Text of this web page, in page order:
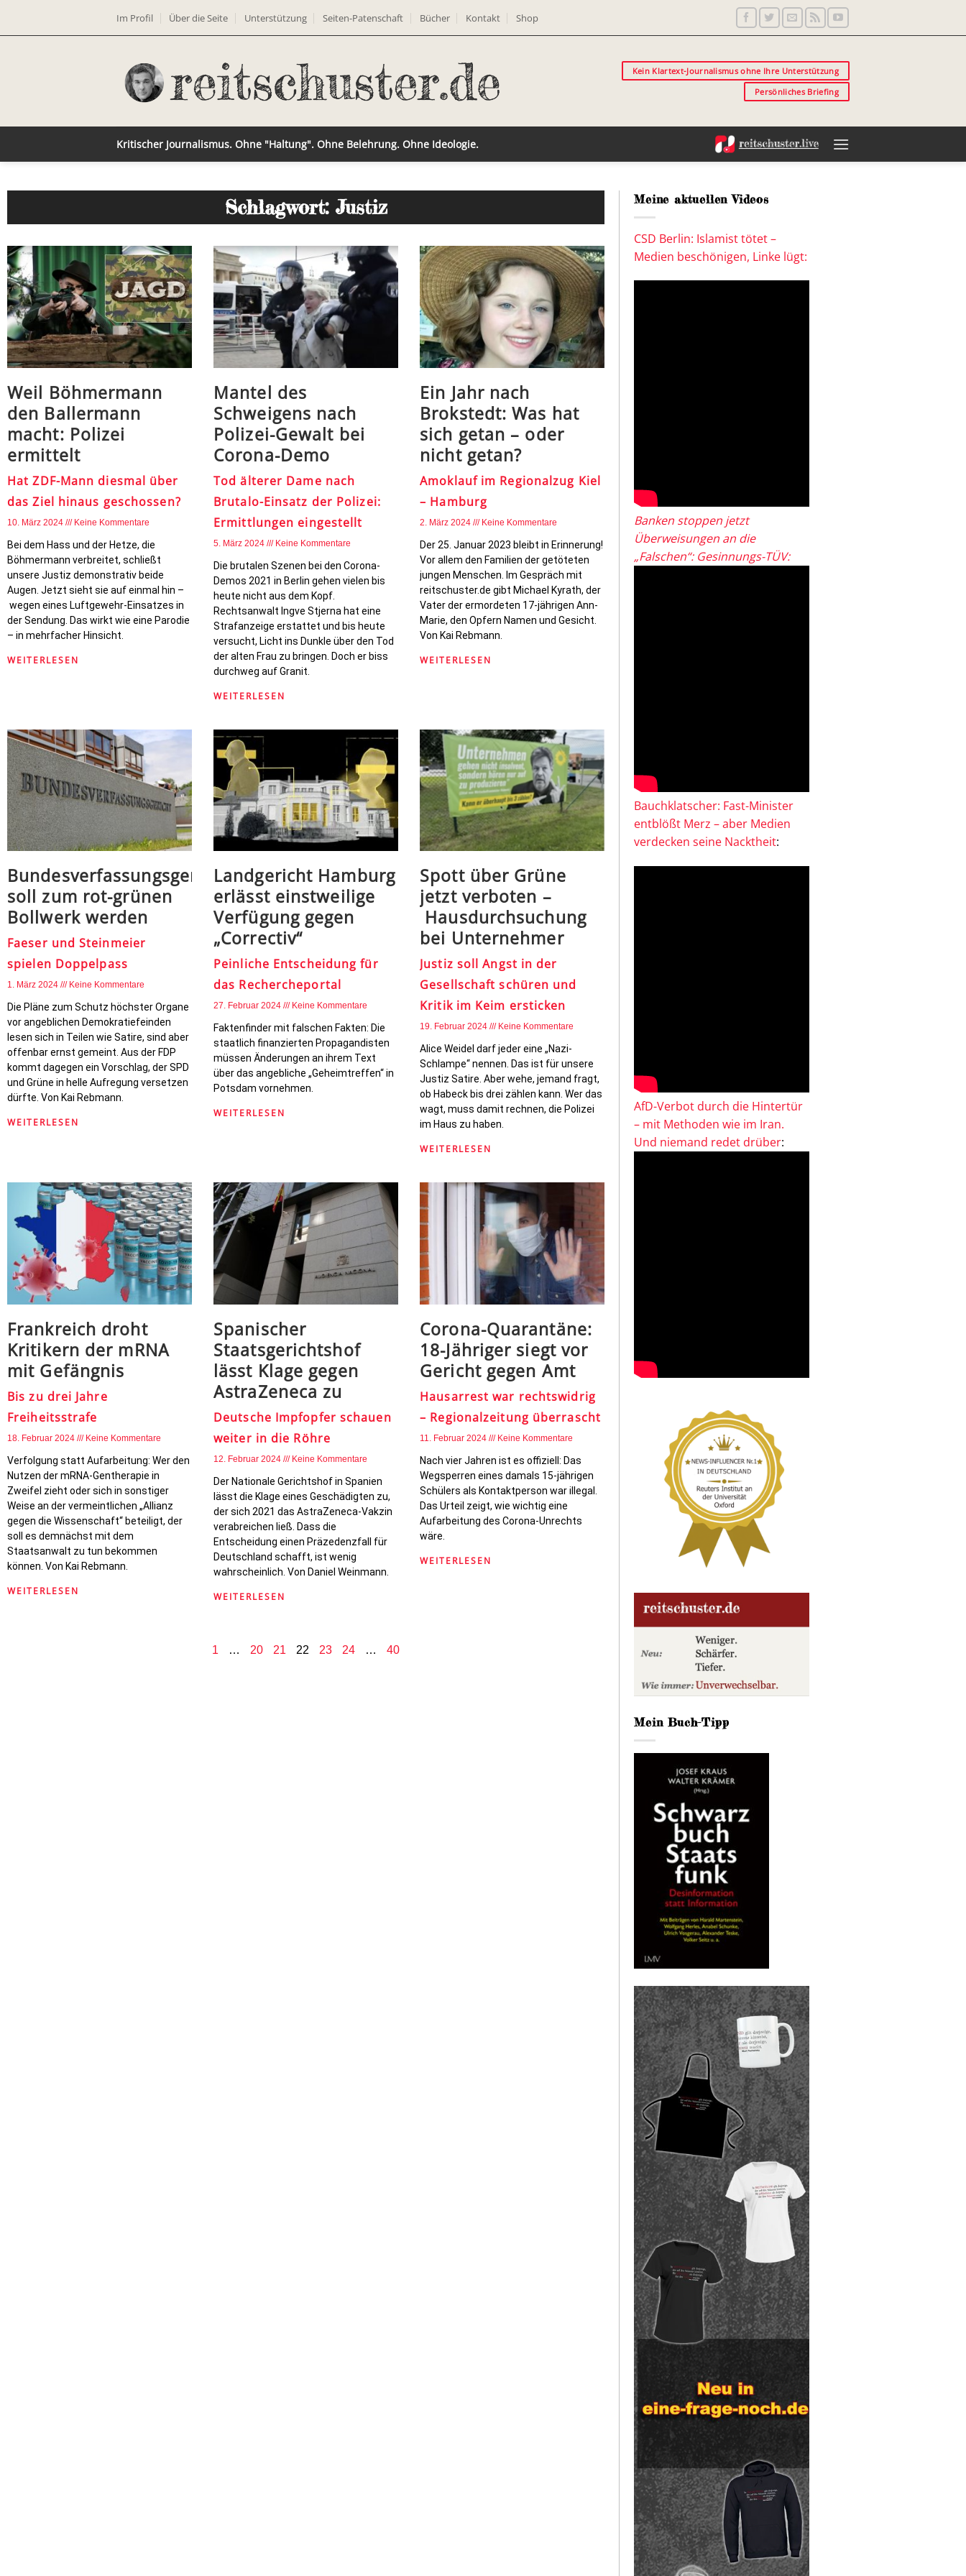
Im Profil Über die Seite Unterstützung Seiten-Patenschaft Bücher Kontakt Shop
Kein Klartext-Journalismus ohne Ihre Unterstützung
Persönliches Briefing
Kritischer Journalismus. Ohne "Haltung". Ohne Belehrung. Ohne Ideologie.
Schlagwort: Justiz
Weil Böhmermann
den Ballermann
macht: Polizei
ermittelt
Hat ZDF-Mann diesmal über
das Ziel hinaus geschossen?
10. März 2024 Keine Kommentare
Bei dem Hass und der Hetze, die
Böhmermann verbreitet, schließt
unsere Justiz demonstrativ beide
Augen. Jetzt sieht sie auf einmal hin –
wegen eines Luftgewehr-Einsatzes in
der Sendung. Das wirkt wie eine Parodie
– in mehrfacher Hinsicht.
WEITERLESEN
Mantel des
Schweigens nach
Polizei-Gewalt bei
Corona-Demo
Tod älterer Dame nach
Brutalo-Einsatz der Polizei:
Ermittlungen eingestellt
5. März 2024 Keine Kommentare
Die brutalen Szenen bei den Corona-
Demos 2021 in Berlin gehen vielen bis
heute nicht aus dem Kopf.
Rechtsanwalt Ingve Stjerna hat eine
Strafanzeige erstattet und bis heute
versucht, Licht ins Dunkle über den Tod
der alten Frau zu bringen. Doch er biss
durchweg auf Granit.
WEITERLESEN
Ein Jahr nach
Brokstedt: Was hat
sich getan – oder
nicht getan?
Amoklauf im Regionalzug Kiel
– Hamburg
2. März 2024 Keine Kommentare
Der 25. Januar 2023 bleibt in Erinnerung!
Vor allem den Familien der getöteten
jungen Menschen. Im Gespräch mit
reitschuster.de gibt Michael Kyrath, der
Vater der ermordeten 17-jährigen Ann-
Marie, den Opfern Namen und Gesicht.
Von Kai Rebmann.
WEITERLESEN
Bundesverfassungsgericht
soll zum rot-grünen
Bollwerk werden
Faeser und Steinmeier
spielen Doppelpass
1. März 2024 Keine Kommentare
Die Pläne zum Schutz höchster Organe
vor angeblichen Demokratiefeinden
lesen sich in Teilen wie Satire, sind aber
offenbar ernst gemeint. Aus der FDP
kommt dagegen ein Vorschlag, der SPD
und Grüne in helle Aufregung versetzen
dürfte. Von Kai Rebmann.
WEITERLESEN
Landgericht Hamburg
erlässt einstweilige
Verfügung gegen
„Correctiv“
Peinliche Entscheidung für
das Rechercheportal
27. Februar 2024 Keine Kommentare
Faktenfinder mit falschen Fakten: Die
staatlich finanzierten Propagandisten
müssen Änderungen an ihrem Text
über das angebliche „Geheimtreffen“ in
Potsdam vornehmen.
WEITERLESEN
Spott über Grüne
jetzt verboten –
Hausdurchsuchung
bei Unternehmer
Justiz soll Angst in der
Gesellschaft schüren und
Kritik im Keim ersticken
19. Februar 2024 Keine Kommentare
Alice Weidel darf jeder eine „Nazi-
Schlampe“ nennen. Das ist für unsere
Justiz Satire. Aber wehe, jemand fragt,
ob Habeck bis drei zählen kann. Wer das
wagt, muss damit rechnen, die Polizei
im Haus zu haben.
WEITERLESEN
Frankreich droht
Kritikern der mRNA
mit Gefängnis
Bis zu drei Jahre
Freiheitsstrafe
18. Februar 2024 Keine Kommentare
Verfolgung statt Aufarbeitung: Wer den
Nutzen der mRNA-Gentherapie in
Zweifel zieht oder sich in sonstiger
Weise an der vermeintlichen „Allianz
gegen die Wissenschaft“ beteiligt, der
soll es demnächst mit dem
Staatsanwalt zu tun bekommen
können. Von Kai Rebmann.
WEITERLESEN
Spanischer
Staatsgerichtshof
lässt Klage gegen
AstraZeneca zu
Deutsche Impfopfer schauen
weiter in die Röhre
12. Februar 2024 Keine Kommentare
Der Nationale Gerichtshof in Spanien
lässt die Klage eines Geschädigten zu,
der sich 2021 das AstraZeneca-Vakzin
verabreichen ließ. Dass die
Entscheidung einen Präzedenzfall für
Deutschland schafft, ist wenig
wahrscheinlich. Von Daniel Weinmann.
WEITERLESEN
Corona-Quarantäne:
18-Jähriger siegt vor
Gericht gegen Amt
Hausarrest war rechtswidrig
– Regionalzeitung überrascht
11. Februar 2024 Keine Kommentare
Nach vier Jahren ist es offiziell: Das
Wegsperren eines damals 15-jährigen
Schülers als Kontaktperson war illegal.
Das Urteil zeigt, wie wichtig eine
Aufarbeitung des Corona-Unrechts
wäre.
WEITERLESEN
1 … 20 21 22 23 24 … 40
Meine aktuellen Videos
CSD Berlin: Islamist tötet –
Medien beschönigen, Linke lügt:
Banken stoppen jetzt
Überweisungen an die
„Falschen“: Gesinnungs-TÜV:
Bauchklatscher: Fast-Minister
entblößt Merz – aber Medien
verdecken seine Nacktheit:
AfD-Verbot durch die Hintertür
– mit Methoden wie im Iran.
Und niemand redet drüber:
Mein Buch-Tipp